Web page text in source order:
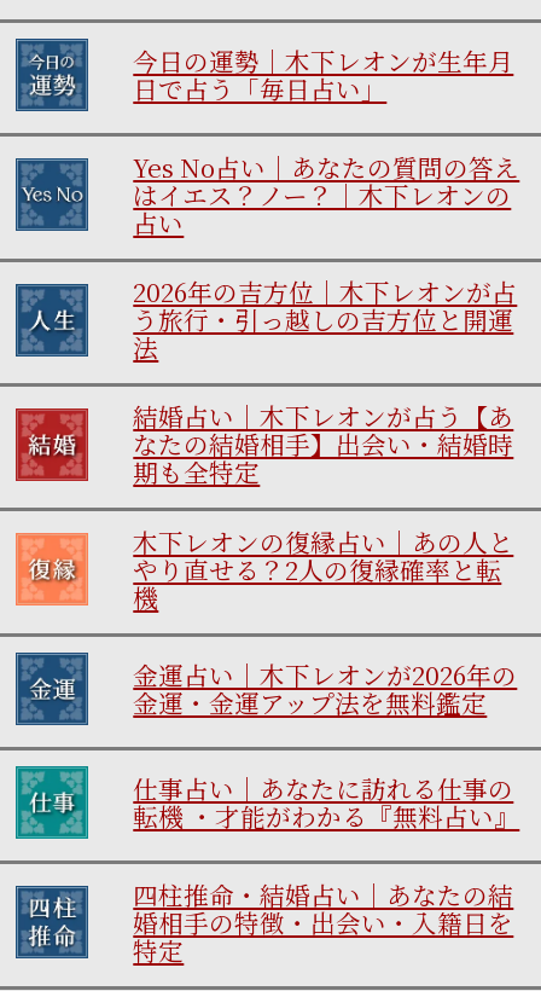
今日の運勢｜木下レオンが生年月
日で占う「毎日占い」
Yes No占い｜あなたの質問の答え
はイエス？ノー？｜木下レオンの
占い
2026年の吉方位｜木下レオンが占
う旅行・引っ越しの吉方位と開運
法
結婚占い｜木下レオンが占う【あ
なたの結婚相手】出会い・結婚時
期も全特定
木下レオンの復縁占い｜あの人と
やり直せる？2人の復縁確率と転
機
金運占い｜木下レオンが2026年の
金運・金運アップ法を無料鑑定
仕事占い｜あなたに訪れる仕事の
転機 ・才能がわかる『無料占い』
四柱推命・結婚占い｜あなたの結
婚相手の特徴・出会い・入籍日を
特定